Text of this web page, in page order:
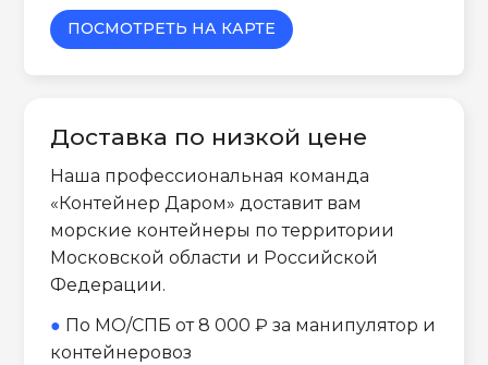
ПОСМОТРЕТЬ НА КАРТЕ
Доставка по низкой цене
Наша профессиональная команда
«Контейнер Даром» доставит вам
морские контейнеры по территории
Московской области и Российской
Федерации.
● По МО/СПБ от 8 000 ₽ за манипулятор и
контейнеровоз